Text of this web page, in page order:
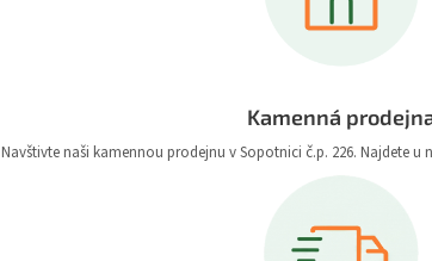
Kamenná
Navštivte naši kamennou prodejnu v Sopotnici č.p. 226. Najdete u